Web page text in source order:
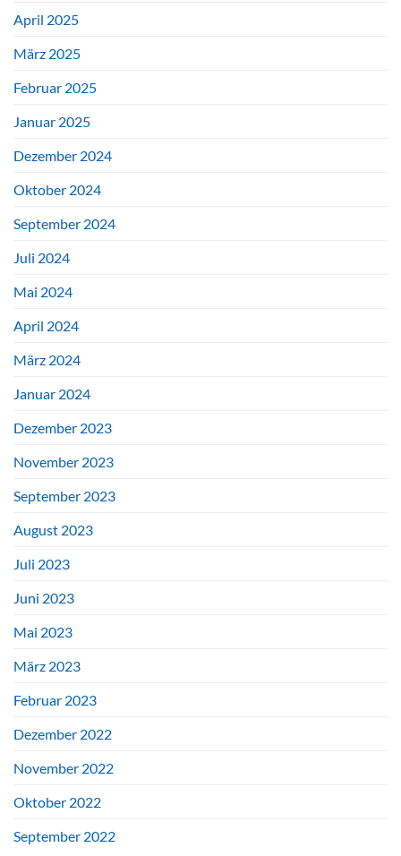
April 2025
März 2025
Februar 2025
Januar 2025
Dezember 2024
Oktober 2024
September 2024
Juli 2024
Mai 2024
April 2024
März 2024
Januar 2024
Dezember 2023
November 2023
September 2023
August 2023
Juli 2023
Juni 2023
Mai 2023
März 2023
Februar 2023
Dezember 2022
November 2022
Oktober 2022
September 2022